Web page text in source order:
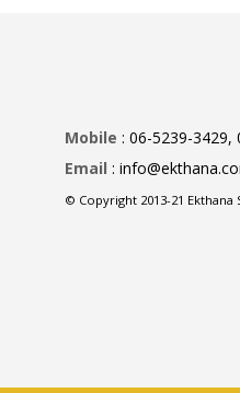
Mobile : 06-5239-3429,
Email :
© Copyright 2013-21 Ekthana